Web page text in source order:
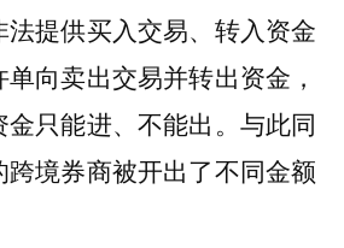
提供买入交易、转入资金
向卖出交易并转出资金，
只能进、不能出。与此同
境券商被开出了不同金额